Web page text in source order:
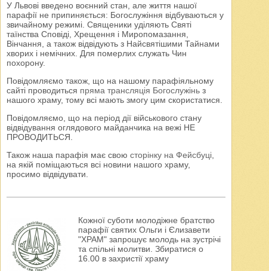
У Львові введено воєнний стан, але життя нашої
парафії не припиняється: Богослужіння відбуваються у
звичайному режимі. Священики уділяють Святі
таїнства Сповіді, Хрещення і Миропомазання,
Вінчання, а також відвідують з Найсвятішими Тайнами
хворих і немічних. Для померлих служать Чин
похорону.
Повідомляємо також, що на нашому парафіяльному
сайті проводиться пряма трансляція Богослужіньз
нашого храму, тому всі мають змогу цим скористатися.
Повідомляємо, що на період дії військового стану
відвідування оглядового майданчика на вежі НЕ
ПРОВОДИТЬСЯ.
Також наша парафія має свою сторінку на Фейсбуці,
на якій поміщаються всі новини нашого храму,
просимо відвідувати.
Кожної суботи молодіжне братство
парафії святих Ольги і Єлизавети
"ХРАМ" запрошує молодь на зустрічі
та спільні молитви. Збиратися о
16.00 в захристії храму